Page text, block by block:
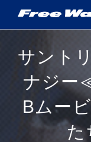
サント
ナジー
Bムー
た